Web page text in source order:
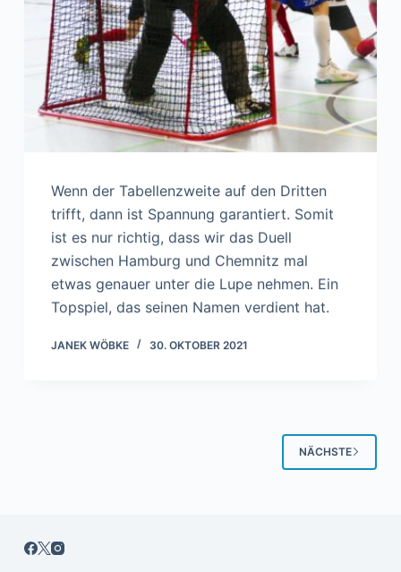
Wenn der Tabellenzweite auf den Dritten
trifft, dann ist Spannung garantiert. Somit
ist es nur richtig, dass wir das Duell
zwischen Hamburg und Chemnitz mal
etwas genauer unter die Lupe nehmen. Ein
Topspiel, das seinen Namen verdient hat.
JANEK WÖBKE 30. OKTOBER 2021
NÄCHSTE